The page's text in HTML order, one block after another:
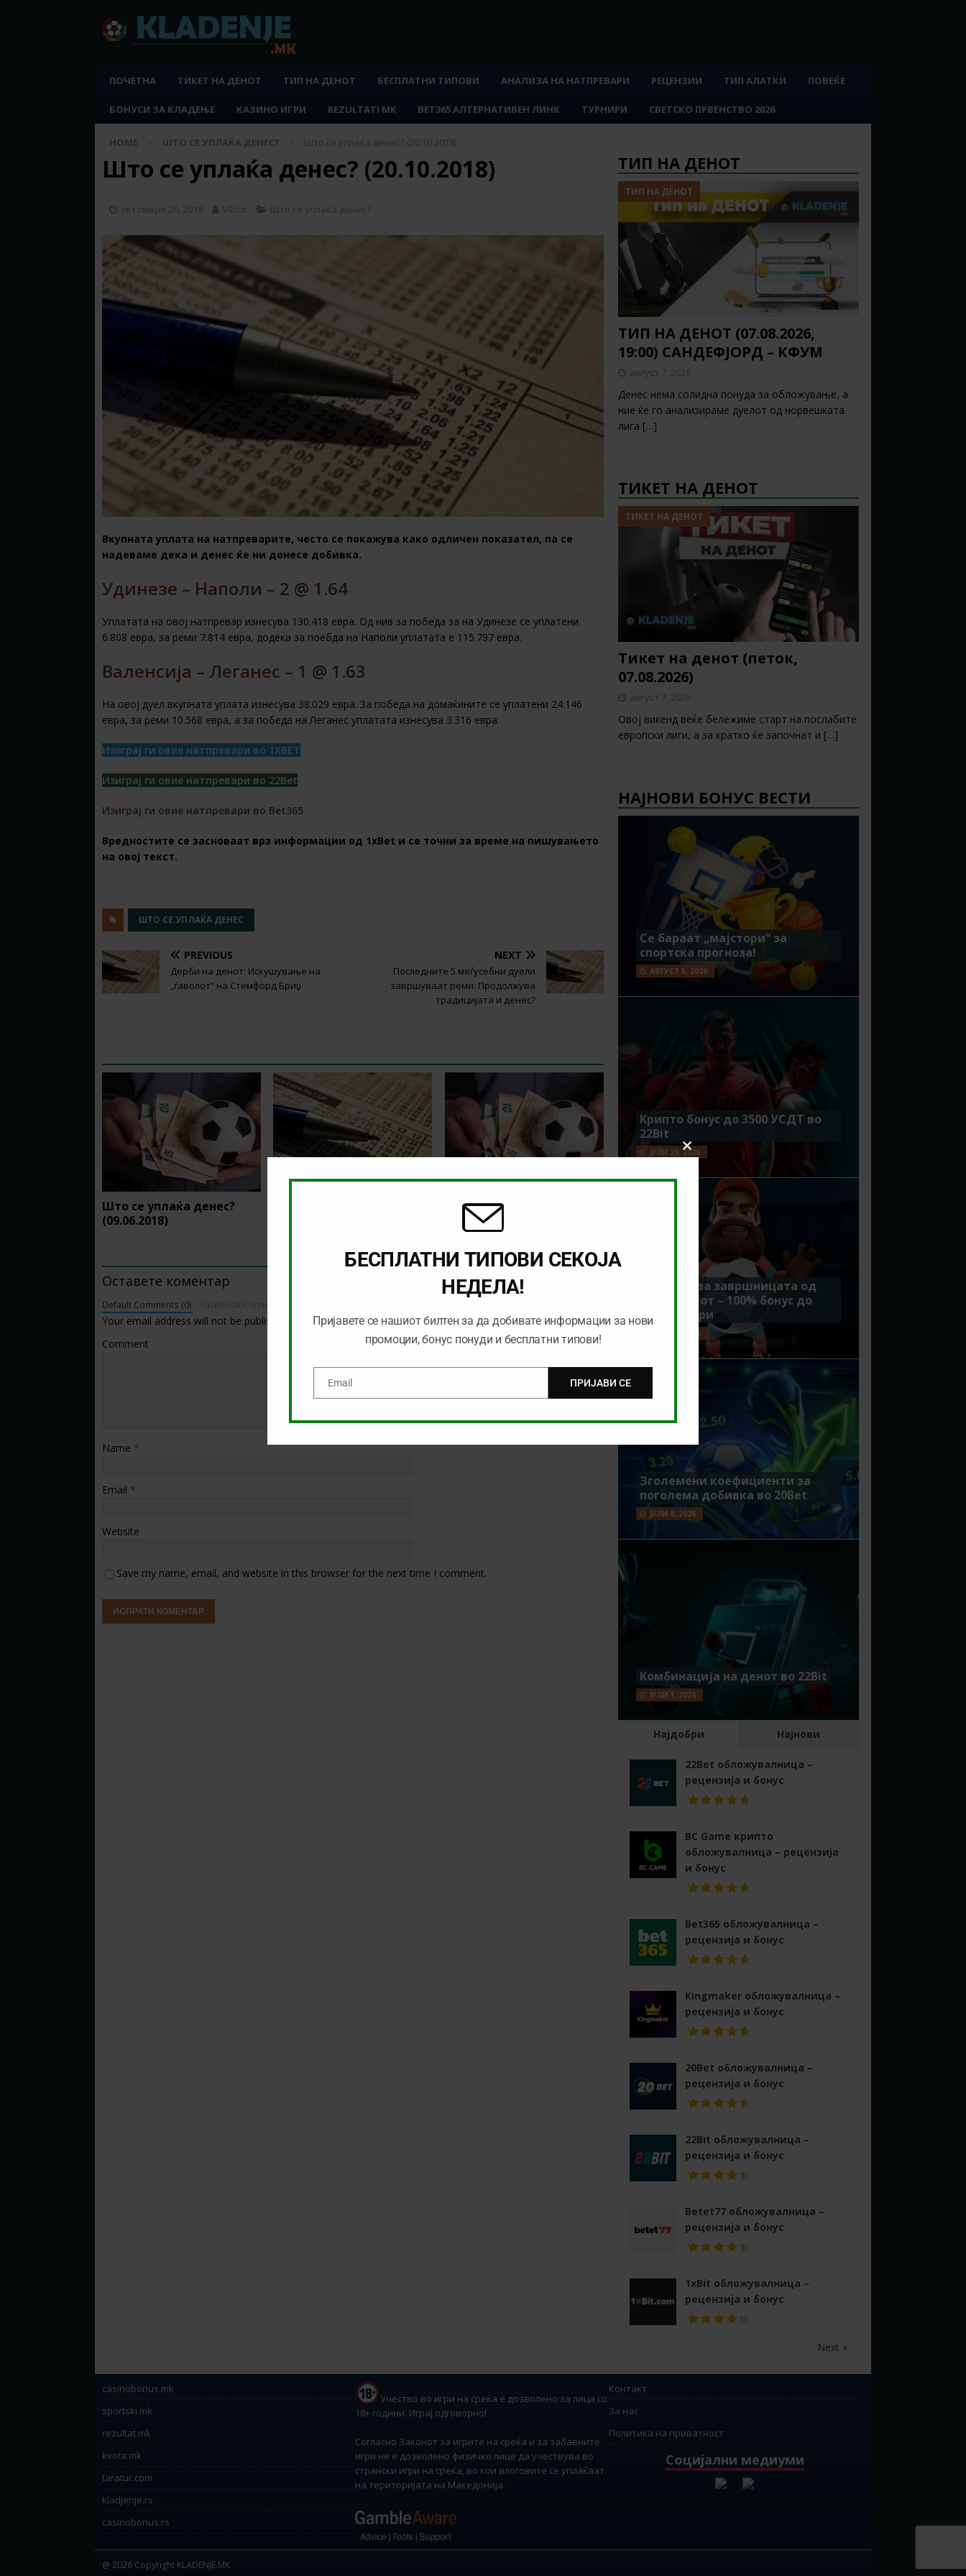
ПОЧЕТНА ТИКЕТ НА ДЕНОТ ТИП НА ДЕНОТ БЕСПЛАТНИ ТИПОВИ АНАЛИЗА НА НАТПРЕВАРИ РЕЦЕНЗИИ ТИП АЛАТКИ ПОВЕЌЕ
БОНУСИ ЗА КЛАДЕЊЕ КАЗИНО ИГРИ REZULTATI MK BET365 АЛТЕРНАТИВЕН ЛИНК ТУРНИРИ СВЕТСКО ПРВЕНСТВО 2026
HOME ШТО СЕ УПЛАЌА ДЕНЕС? Што се уплаќа денес? (20.10.2018)
Што се уплаќа денес? (20.10.2018)
октомври 20, 2018 Viktor Што се уплаќа денес?
Вкупната уплата на натпреварите, често се покажува како одличен показател, па се
надеваме дека и денес ќе ни донесе добивка.
Удинезе – Наполи – 2 @ 1.64
Уплатата на овој натпревар изнесува 130.418 евра. Од нив за победа за на Удинезе се уплатени
6.808 евра, за реми 7.814 евра, додека за поебда на Наполи уплатата е 115.797 евра.
Валенсија – Леганес – 1 @ 1.63
На овој дуел вкупната уплата изнесува 38.029 евра. За победа на домаќините се уплатени 24.146
евра, за реми 10.568 евра, а за победа на Леганес уплатата изнесува 3.316 евра.
Изиграј ги овие натпревари во 1XBET
Изиграј ги овие натпревари во 22Bet
Изиграј ги овие натпревари во Bet365
Вредностите се засноваат врз информации од 1хBet и се точни за време на пишувањето
на овој текст.
ШТО СЕ УПЛАЌА ДЕНЕС
PREVIOUS
Дерби на денот: Искушување на
„ѓаволот“ на Стемфорд Бриџ
NEXT
Последните 5 меѓусебни дуели
завршуваат реми: Продолжува
традицијата и денес?
Што се уплаќа денес?
(09.06.2018)
Што се уплаќа денес?
(06.06.2018)
Оставете коментар
Default Comments (0)
Your email address will not be published.
Comment
Name *
Email *
Website
Save my name, email, and website in this browser for the next time I comment.
ТИП НА ДЕНОТ
ТИП НА ДЕНОТ
ТИП НА ДЕНОТ (07.08.2026,
19:00) САНДЕФЈОРД – КФУМ
август 7, 2026
Денес нема солидна понуда за обложување, а
ние ќе го анализираме дуелот од норвешката
лига […]
ТИКЕТ НА ДЕНОТ
ТИКЕТ НА ДЕНОТ
Тикет на денот (петок,
07.08.2026)
август 7, 2026
Овој викенд веќе бележиме старт на послабите
европски лиги, а за кратко ќе започнат и […]
НАЈНОВИ БОНУС ВЕСТИ
Се бараат „мајстори“ за
спортска прогноза!
АВГУСТ 5, 2026
Крипто бонус до 3500 УСДТ во
22Bit
ЈУЛИ 29, 2026
Идеално за завршницата од
Мундијалот – 100% бонус до
7500 денари
ЈУЛИ 15, 2026
Зголемени коефициенти за
поголема добивка во 20Bet
ЈУЛИ 8, 2026
Комбинација на денот во 22Bit
ЈУЛИ 1, 2026
Најдобри Најнови
22Bet обложувалница –
рецензија и бонус
BC Game крипто
обложувалница – рецензија
и бонус
Bet365 обложувалница –
рецензија и бонус
Kingmaker обложувалница –
рецензија и бонус
20Bet обложувалница –
рецензија и бонус
22Bit обложувалница –
рецензија и бонус
Betet77 обложувалница –
рецензија и бонус
1xBit обложувалница –
рецензија и бонус
Next »
casinobonus.mk
sportski.mk
rezultat.mk
kvota.mk
taratur.com
kladjenje.rs
casinobonus.rs
Учество во игри на среќа е дозволено за лица со
18+ години. Играј одговорно!
Согласно Законот за игрите на среќа и за забавните
игри не е дозволено физичко лице да учествува во
странски игри на среќа, во кои влоговите се уплаќаат
на територијата на Македонија.
Контакт
За нас
Политика на приватност
Социјални медиуми
@ 2026 Copyright KLADENJE.MK
Close
module
БЕСПЛАТНИ ТИПОВИ СЕКОЈА
НЕДЕЛА!
Пријавете се нашиот билтен за да добивате информации за нови
промоции, бонус понуди и бесплатни типови!
EmailEmail ПРИЈАВИ СЕ